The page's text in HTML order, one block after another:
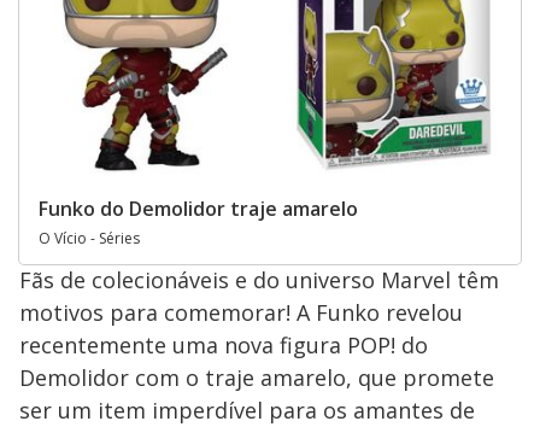
Funko do Demolidor traje amarelo
O Vício - Séries
Fãs de colecionáveis e do universo Marvel têm
motivos para comemorar! A Funko revelou
recentemente uma nova figura POP! do
Demolidor com o traje amarelo, que promete
ser um item imperdível para os amantes de